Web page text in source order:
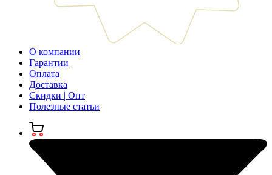
О компании
Гарантии
Оплата
Доставка
Скидки | Опт
Полезные статьи